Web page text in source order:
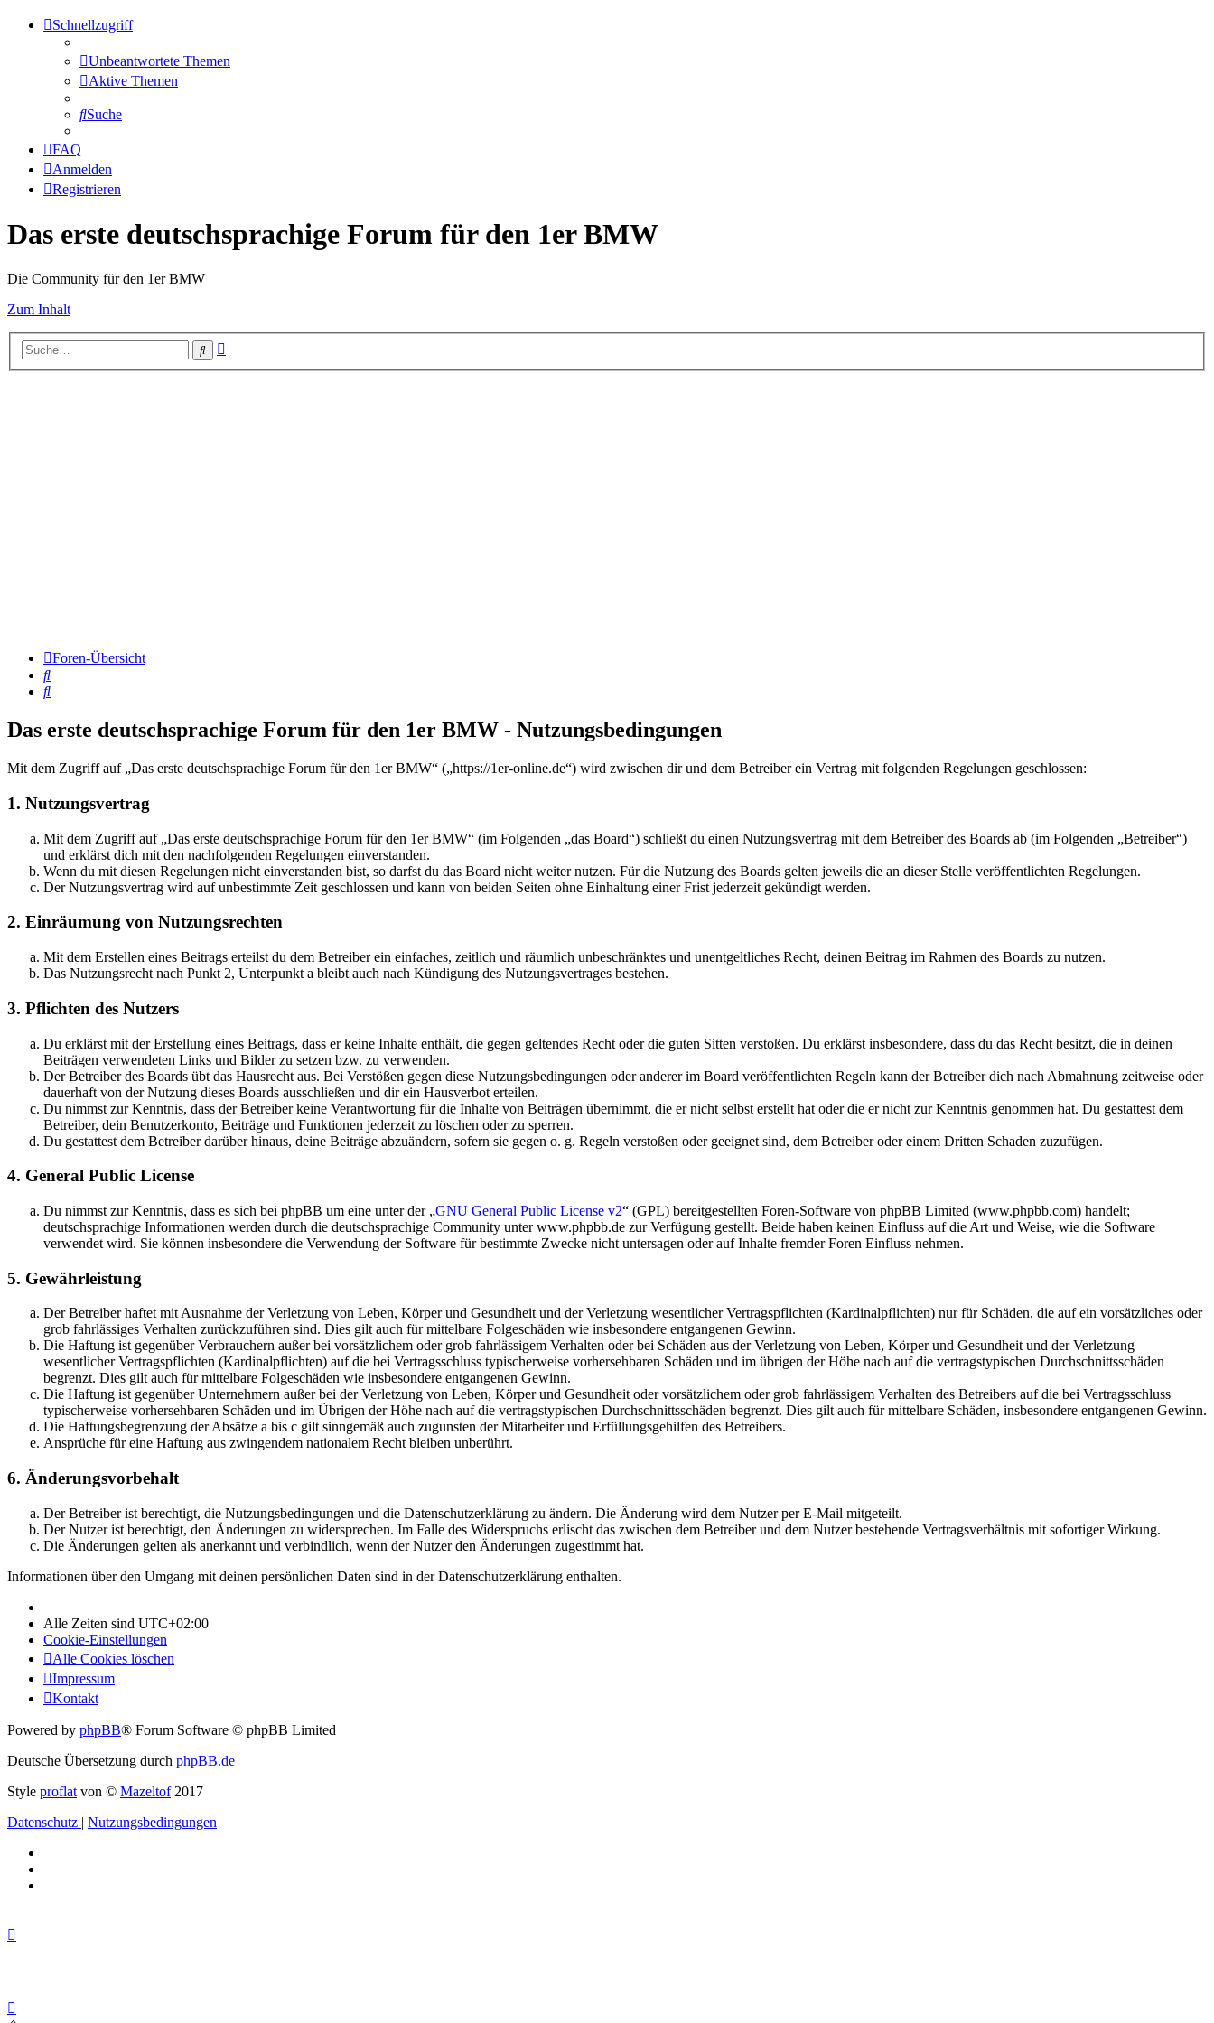
Schnellzugriff
Unbeantwortete Themen
Aktive Themen
Suche
FAQ
Anmelden
Registrieren
Das erste deutschsprachige Forum für den 1er BMW
Die Community für den 1er BMW
Zum Inhalt
Suche
Foren-Übersicht
Suche
Suche
Das erste deutschsprachige Forum für den 1er BMW - Nutzungsbedingungen
Mit dem Zugriff auf „Das erste deutschsprachige Forum für den 1er BMW“ („https://1er-online.de“) wird zwischen dir und dem Betreiber ein Vertrag mit folgenden Regelungen geschlossen:
1. Nutzungsvertrag
Mit dem Zugriff auf „Das erste deutschsprachige Forum für den 1er BMW“ (im Folgenden „das Board“) schließt du einen Nutzungsvertrag mit dem Betreiber des Boards ab (im Folgenden „Betreiber“)
und erklärst dich mit den nachfolgenden Regelungen einverstanden.
Wenn du mit diesen Regelungen nicht einverstanden bist, so darfst du das Board nicht weiter nutzen. Für die Nutzung des Boards gelten jeweils die an dieser Stelle veröffentlichten Regelungen.
Der Nutzungsvertrag wird auf unbestimmte Zeit geschlossen und kann von beiden Seiten ohne Einhaltung einer Frist jederzeit gekündigt werden.
2. Einräumung von Nutzungsrechten
Mit dem Erstellen eines Beitrags erteilst du dem Betreiber ein einfaches, zeitlich und räumlich unbeschränktes und unentgeltliches Recht, deinen Beitrag im Rahmen des Boards zu nutzen.
Das Nutzungsrecht nach Punkt 2, Unterpunkt a bleibt auch nach Kündigung des Nutzungsvertrages bestehen.
3. Pflichten des Nutzers
Du erklärst mit der Erstellung eines Beitrags, dass er keine Inhalte enthält, die gegen geltendes Recht oder die guten Sitten verstoßen. Du erklärst insbesondere, dass du das Recht besitzt, die in deinen
Beiträgen verwendeten Links und Bilder zu setzen bzw. zu verwenden.
Der Betreiber des Boards übt das Hausrecht aus. Bei Verstößen gegen diese Nutzungsbedingungen oder anderer im Board veröffentlichten Regeln kann der Betreiber dich nach Abmahnung zeitweise oder
dauerhaft von der Nutzung dieses Boards ausschließen und dir ein Hausverbot erteilen.
Du nimmst zur Kenntnis, dass der Betreiber keine Verantwortung für die Inhalte von Beiträgen übernimmt, die er nicht selbst erstellt hat oder die er nicht zur Kenntnis genommen hat. Du gestattest dem
Betreiber, dein Benutzerkonto, Beiträge und Funktionen jederzeit zu löschen oder zu sperren.
Du gestattest dem Betreiber darüber hinaus, deine Beiträge abzuändern, sofern sie gegen o. g. Regeln verstoßen oder geeignet sind, dem Betreiber oder einem Dritten Schaden zuzufügen.
4. General Public License
Du nimmst zur Kenntnis, dass es sich bei phpBB um eine unter der „GNU General Public License v2“ (GPL) bereitgestellten Foren-Software von phpBB Limited (www.phpbb.com) handelt;
deutschsprachige Informationen werden durch die deutschsprachige Community unter www.phpbb.de zur Verfügung gestellt. Beide haben keinen Einfluss auf die Art und Weise, wie die Software
verwendet wird. Sie können insbesondere die Verwendung der Software für bestimmte Zwecke nicht untersagen oder auf Inhalte fremder Foren Einfluss nehmen.
5. Gewährleistung
Der Betreiber haftet mit Ausnahme der Verletzung von Leben, Körper und Gesundheit und der Verletzung wesentlicher Vertragspflichten (Kardinalpflichten) nur für Schäden, die auf ein vorsätzliches oder
grob fahrlässiges Verhalten zurückzuführen sind. Dies gilt auch für mittelbare Folgeschäden wie insbesondere entgangenen Gewinn.
Die Haftung ist gegenüber Verbrauchern außer bei vorsätzlichem oder grob fahrlässigem Verhalten oder bei Schäden aus der Verletzung von Leben, Körper und Gesundheit und der Verletzung
wesentlicher Vertragspflichten (Kardinalpflichten) auf die bei Vertragsschluss typischerweise vorhersehbaren Schäden und im übrigen der Höhe nach auf die vertragstypischen Durchschnittsschäden
begrenzt. Dies gilt auch für mittelbare Folgeschäden wie insbesondere entgangenen Gewinn.
Die Haftung ist gegenüber Unternehmern außer bei der Verletzung von Leben, Körper und Gesundheit oder vorsätzlichem oder grob fahrlässigem Verhalten des Betreibers auf die bei Vertragsschluss
typischerweise vorhersehbaren Schäden und im Übrigen der Höhe nach auf die vertragstypischen Durchschnittsschäden begrenzt. Dies gilt auch für mittelbare Schäden, insbesondere entgangenen Gewinn.
Die Haftungsbegrenzung der Absätze a bis c gilt sinngemäß auch zugunsten der Mitarbeiter und Erfüllungsgehilfen des Betreibers.
Ansprüche für eine Haftung aus zwingendem nationalem Recht bleiben unberührt.
6. Änderungsvorbehalt
Der Betreiber ist berechtigt, die Nutzungsbedingungen und die Datenschutzerklärung zu ändern. Die Änderung wird dem Nutzer per E-Mail mitgeteilt.
Der Nutzer ist berechtigt, den Änderungen zu widersprechen. Im Falle des Widerspruchs erlischt das zwischen dem Betreiber und dem Nutzer bestehende Vertragsverhältnis mit sofortiger Wirkung.
Die Änderungen gelten als anerkannt und verbindlich, wenn der Nutzer den Änderungen zugestimmt hat.
Informationen über den Umgang mit deinen persönlichen Daten sind in der Datenschutzerklärung enthalten.
Alle Zeiten sind UTC+02:00
Cookie-Einstellungen
Alle Cookies löschen
Impressum
Kontakt
Powered by phpBB® Forum Software © phpBB Limited
Deutsche Übersetzung durch phpBB.de
Style proflat von © Mazeltof2017
Datenschutz | Nutzungsbedingungen